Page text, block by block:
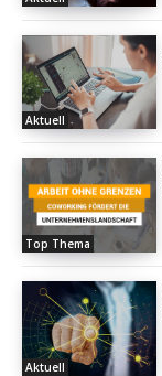
Aktuell
Top Thema
Aktuell